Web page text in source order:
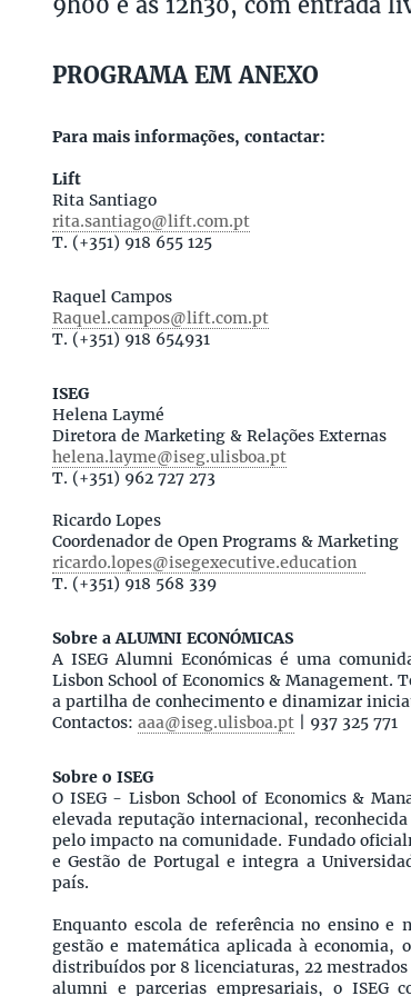
PROGRAMA EM ANEXO
Para mais informações, contactar:
Lift
Rita Santiago
rita.santiago@lift.com.pt
T. (+351) 918 655 125
Raquel Campos
Raquel.campos@lift.com.pt
T. (+351) 918 654931
ISEG
Helena Laymé
Diretora de Marketing & Relações Externas
helena.layme@iseg.ulisboa.pt
T. (+351) 962 727 273
Ricardo Lopes
Coordenador de Open Programs & Marketing
ricardo.lopes@isegexecutive.education
T. (+351) 918 568 339
Sobre a ALUMNI ECONÓMICAS
A ISEG Alumni Económicas é uma
Lisbon School of Economics & Management.
a partilha de conhecimento e dinamizar
Contactos: aaa@iseg.ulisboa.pt | 937 325 771
Sobre o ISEG
O ISEG - Lisbon School of Economics &
elevada reputação internacional,
pelo impacto na comunidade. Fundado
e Gestão de Portugal e integra a
país.
Enquanto escola de referência no ensino e
gestão e matemática aplicada à economia,
distribuídos por 8 licenciaturas, 22
alumni e parcerias empresariais, o ISEG